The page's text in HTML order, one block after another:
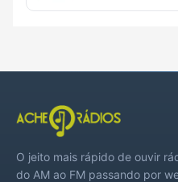
O jeito mais rápido de ouvir
do AM ao FM passando por